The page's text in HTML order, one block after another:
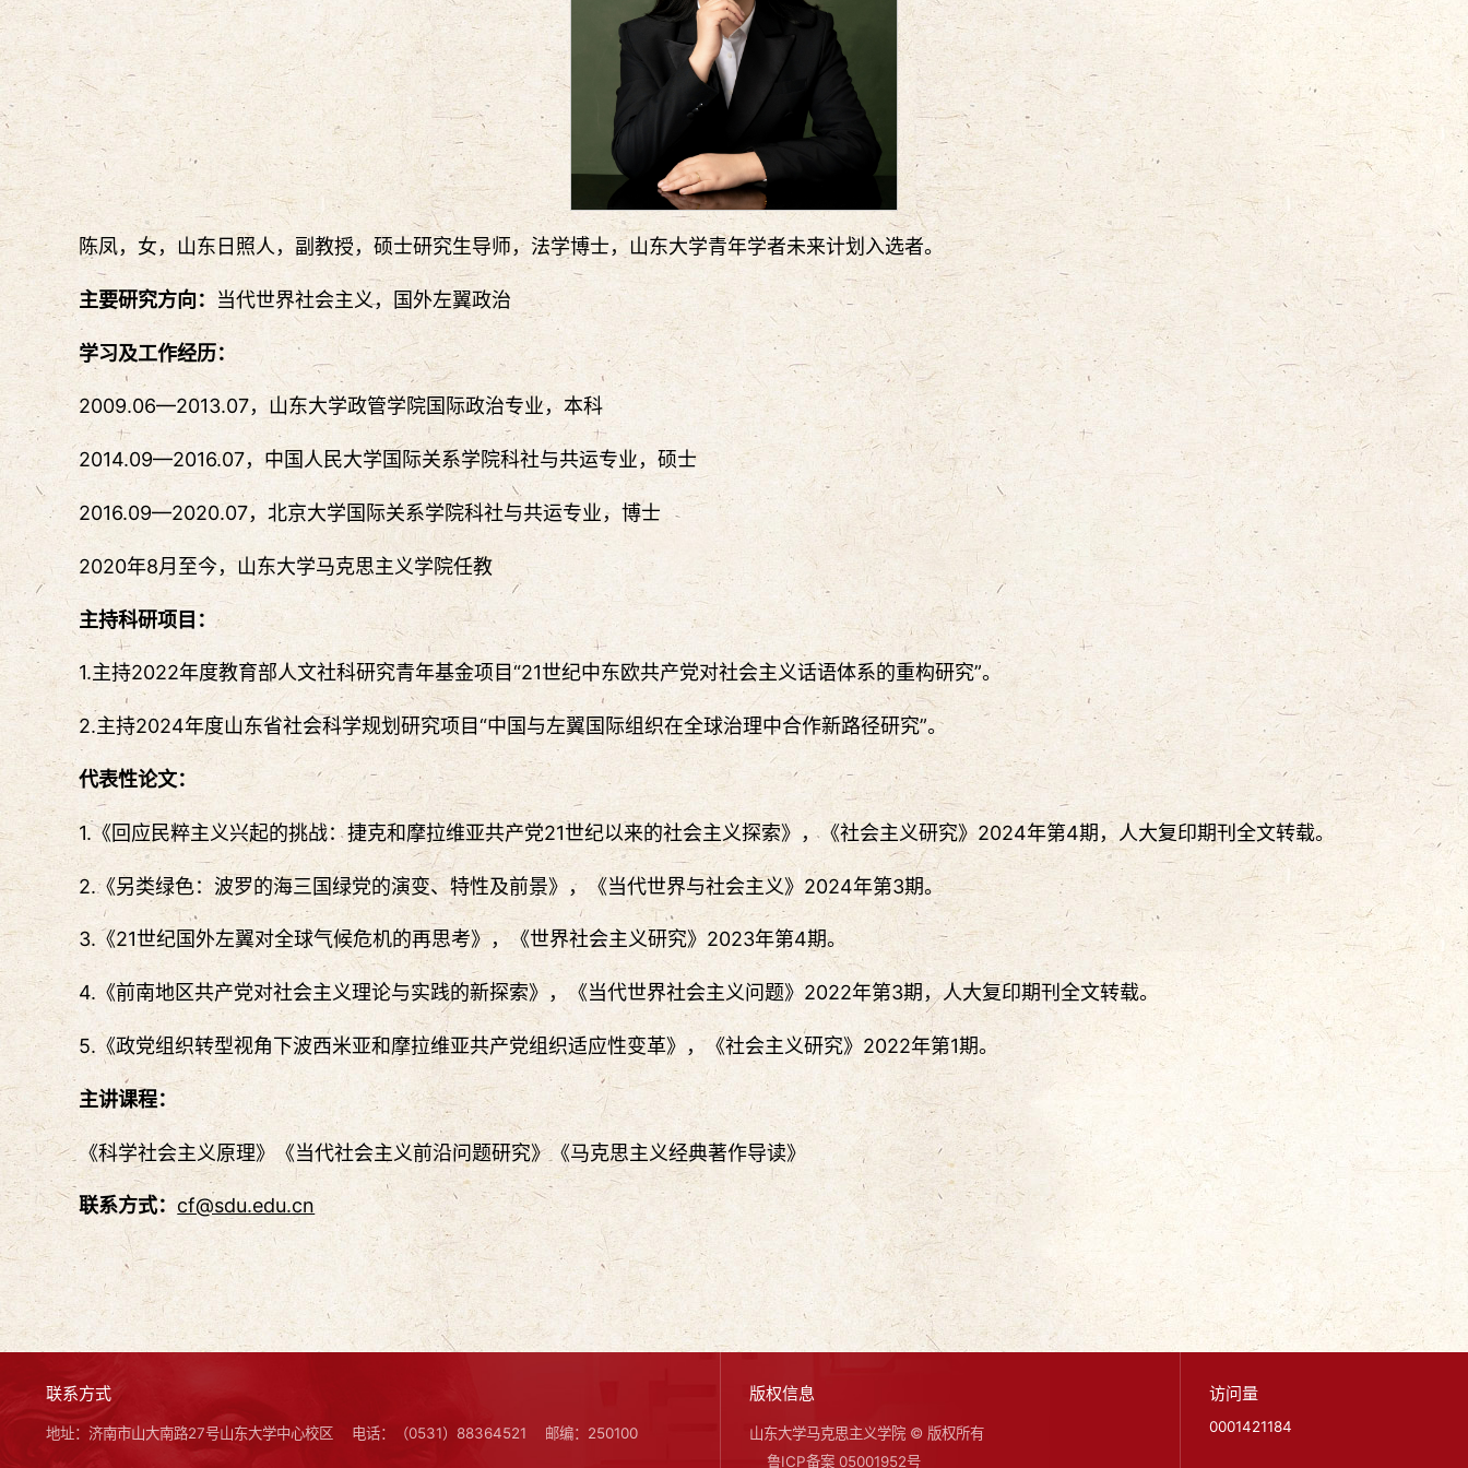
陈凤，女，山东日照人，副教授，硕士研究生导师，法学博士，山东大学青年学者未来计划入选者。
主要研究方向： 当代世界社会主义，国外左翼政治
学习及工作经历：
2009.06—2013.07，山东大学政管学院国际政治专业，本科
2014.09—2016.07，中国人民大学国际关系学院科社与共运专业，硕士
2016.09—2020.07，北京大学国际关系学院科社与共运专业，博士
2020年8月至今，山东大学马克思主义学院任教
主持科研项目：
1.主持2022年度教育部人文社科研究青年基金项目“21世纪中东欧共产党对社会主义话语体系的重构研究”。
2.主持2024年度山东省社会科学规划研究项目“中国与左翼国际组织在全球治理中合作新路径研究”。
代表性论文：
1.《回应民粹主义兴起的挑战：捷克和摩拉维亚共产党21世纪以来的社会主义探索》，《社会主义研究》2024年第4期，人大复印期刊全文转载。
2.《另类绿色：波罗的海三国绿党的演变、特性及前景》，《当代世界与社会主义》2024年第3期。
3.《21世纪国外左翼对全球气候危机的再思考》，《世界社会主义研究》2023年第4期。
4.《前南地区共产党对社会主义理论与实践的新探索》，《当代世界社会主义问题》2022年第3期，人大复印期刊全文转载。
5.《政党组织转型视角下波西米亚和摩拉维亚共产党组织适应性变革》，《社会主义研究》2022年第1期。
主讲课程：
《科学社会主义原理》《当代社会主义前沿问题研究》《马克思主义经典著作导读》
联系方式： cf@sdu.edu.cn
联系方式
地址：济南市山大南路27号山东大学中心校区 电话：（0531）88364521 邮编：250100
版权信息
山东大学马克思主义学院 © 版权所有
鲁ICP备案 05001952号
访问量
0001421184